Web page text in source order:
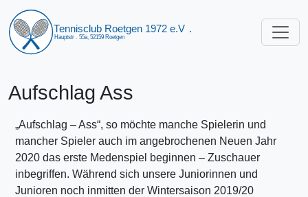
Aufschlag Ass
„Aufschlag – Ass“, so möchte manche Spielerin und
mancher Spieler auch im angebrochenen Neuen Jahr
2020 das erste Medenspiel beginnen – Zuschauer
inbegriffen. Während sich unsere Juniorinnen und
Junioren noch inmitten der Wintersaison 2019/20